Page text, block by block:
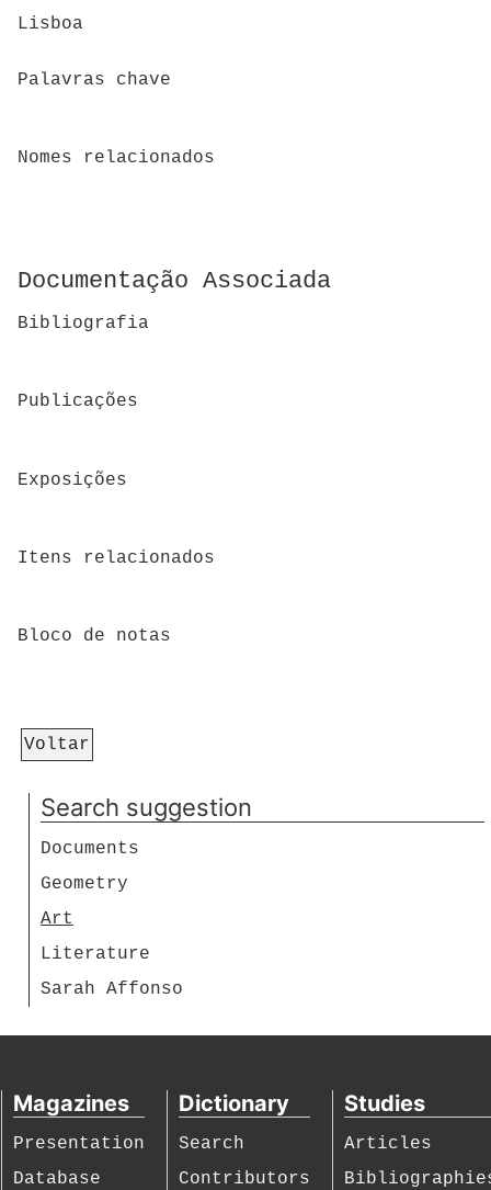
Lisboa
Palavras chave
Nomes relacionados
Documentação Associada
Bibliografia
Publicações
Exposições
Itens relacionados
Bloco de notas
Voltar
Search suggestion
Documents
Geometry
Art
Literature
Sarah Affonso
Magazines
Presentation
Database
Dictionary
Search
Contributors
Studies
Articles